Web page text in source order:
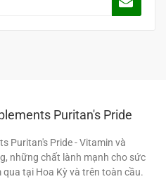
Puritan's Pride
Puritan's Pride - Vitamin và
những chất lành mạnh cho sức
tại Hoa Kỳ và trên toàn cầu.